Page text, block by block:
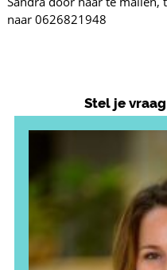
naar 0626821948
Stel je